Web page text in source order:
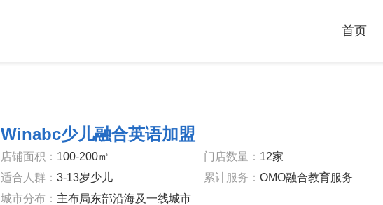
首页
Winabc少儿融合英语加盟
‌店铺面积‌： 100-200㎡ ‌门店数量‌： 12家
‌适合人群‌： 3-13岁少儿 ‌累计服务‌： OMO融合教育服务
‌城市分布‌： 主布局东部沿海及一线城市